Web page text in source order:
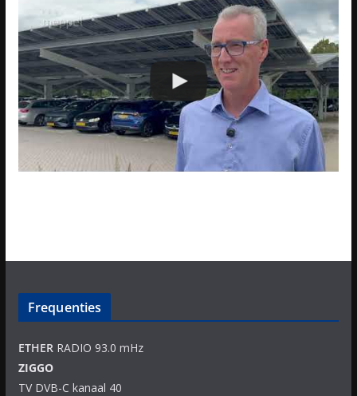
Frequenties
ETHERRADIO 93.0 mHz
ZIGGO
TV DVB-C kanaal 40